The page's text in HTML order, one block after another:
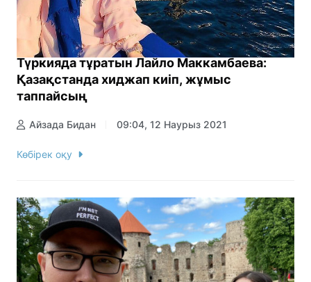
Түркияда тұратын Лайло Маккамбаева:
Қазақстанда хиджап киіп, жұмыс
таппайсың
Айзада Бидан 09:04, 12 Наурыз 2021
Көбірек оқу